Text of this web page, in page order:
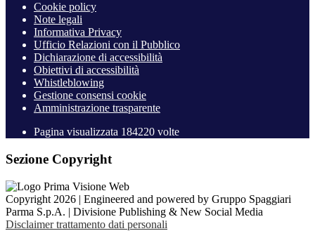
Cookie policy
Note legali
Informativa Privacy
Ufficio Relazioni con il Pubblico
Dichiarazione di accessibilità
Obiettivi di accessibilità
Whistleblowing
Gestione consensi cookie
Amministrazione trasparente
Pagina visualizzata 184220 volte
Sezione Copyright
Copyright 2026 | Engineered and powered by Gruppo Spaggiari
Parma S.p.A. | Divisione Publishing & New Social Media
Disclaimer trattamento dati personali